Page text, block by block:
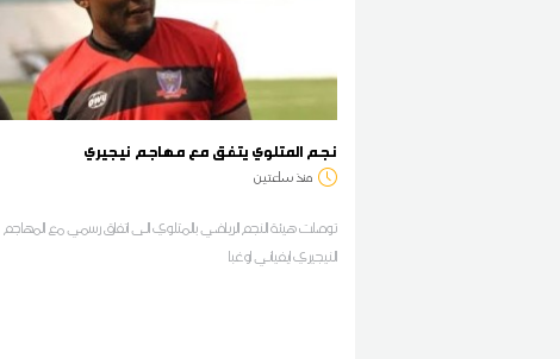
نجم المتلوي يتفق مع مهاجم نيجيري
منذ ساعتين
توصلت هيئة النجم الرياضي بالمتلوي الى اتفاق رسمي مع المهاجم
النيجيري ايفياني اوغبا